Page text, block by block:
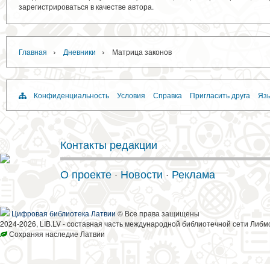
зарегистрироваться в качестве автора.
Главная › Дневники › Матрица законов
Конфиденциальность Условия Справка Пригласить друга
Контакты редакции
О проекте · Новости · Реклама
Цифровая библиотека Латвии © Все права защищены
2024-2026, LIB.LV - составная часть международной библиотечной сети
Сохраняя наследие Латвии